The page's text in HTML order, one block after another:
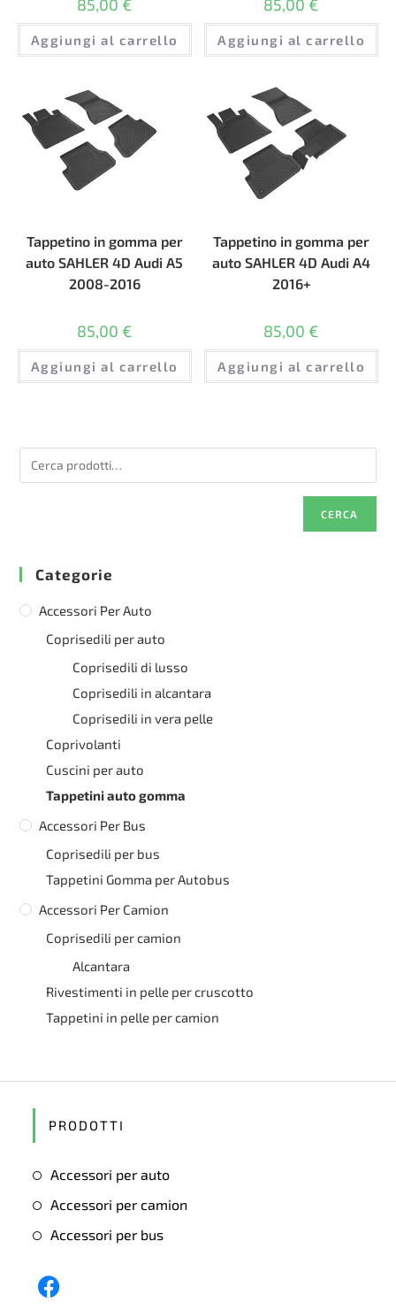
85,00 €
Aggiungi al carrello
85,00 €
Aggiungi al carrello
Tappetino in gomma per
auto SAHLER 4D Audi A5
2008-2016
85,00 €
Aggiungi al carrello
Tappetino in gomma per
auto SAHLER 4D Audi A4
2016+
85,00 €
Aggiungi al carrello
CERCA
Categorie
Accessori Per Auto
Coprisedili per auto
Coprisedili di lusso
Coprisedili in alcantara
Coprisedili in vera pelle
Coprivolanti
Cuscini per auto
Tappetini auto gomma
Accessori Per Bus
Coprisedili per bus
Tappetini Gomma per Autobus
Accessori Per Camion
Coprisedili per camion
Alcantara
Rivestimenti in pelle per cruscotto
Tappetini in pelle per camion
PRODOTTI
Accessori per auto
Accessori per camion
Accessori per bus